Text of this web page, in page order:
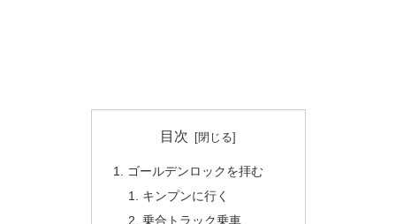
目次
ゴールデンロックを拝む
キンプンに行く
乗合トラック乗車